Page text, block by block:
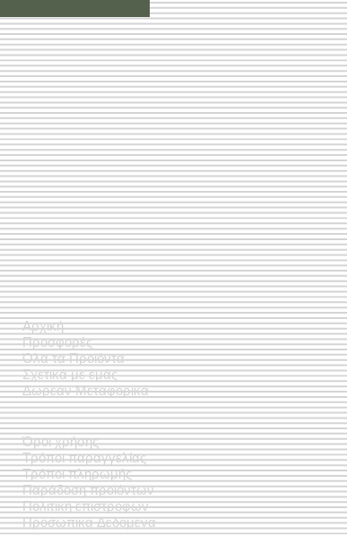
Όροι χρήσης
Τρόποι παραγγελίας
Τρόποι πληρωμής
Παράδοση προϊόντων
Πολιτική επιστροφών
Προσωπικά Δεδομένα
Αρχική
Προσφορές
Όλα τα Προϊόντα
Σχετικά με εμάς
Δωρεάν Μεταφορικά